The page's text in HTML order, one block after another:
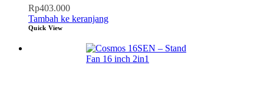
Rp403.000
Tambah ke keranjang
Quick View